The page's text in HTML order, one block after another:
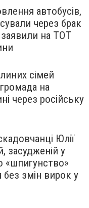
автобусів,
через брак
на ТОТ
сімей
на
через російську
Юлії
засудженій у
«шпигунство»
змін вирок у